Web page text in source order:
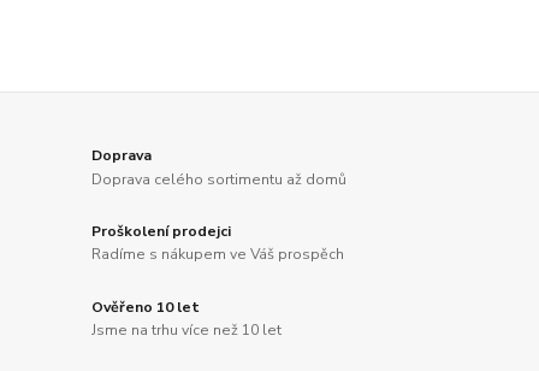
Doprava
Doprava celého sortimentu až domů
Proškolení prodejci
Radíme s nákupem ve Váš prospěch
Ověřeno 10 let
Jsme na trhu více než 10 let